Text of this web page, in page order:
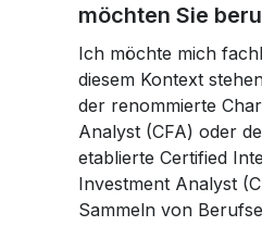
möchten Sie
Ich möchte mich
diesem Kontext
der renommierte
Analyst (CFA) oder
etablierte Certified
Investment Analyst
Sammeln von